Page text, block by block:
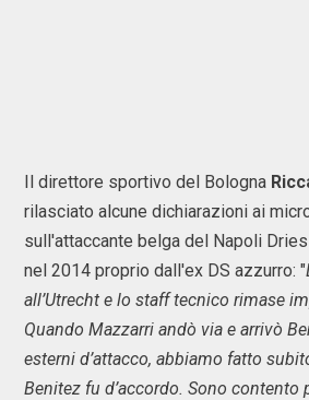
Il direttore sportivo del Bologna
rilasciato alcune dichiarazioni ai
sull'attaccante belga del Napoli
nel 2014 proprio dall'ex DS azzurro: "
all’Utrecht e lo staff tecnico rimase
Quando Mazzarri andò via e arrivò
esterni d’attacco, abbiamo fatto
Benitez fu d’accordo. Sono contento